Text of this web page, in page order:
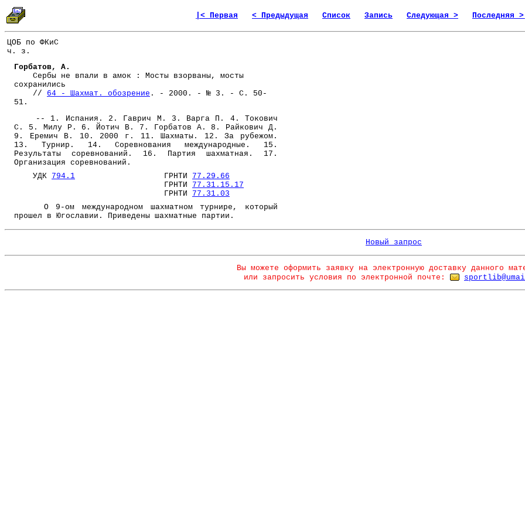
|< Первая < Предыдущая Список Запись Следующая > Последняя >|
ЦОБ по ФКиС
ч. з.
Горбатов, А.
Сербы не впали в амок : Мосты взорваны, мосты
сохранились
// 64 - Шахмат. обозрение . - 2000. - № 3. - С. 50-
51.
-- 1. Испания. 2. Гаврич М. 3. Варга П. 4. Токович
С. 5. Милу Р. 6. Йотич В. 7. Горбатов А. 8. Райкович Д.
9. Еремич В. 10. 2000 г. 11. Шахматы. 12. За рубежом.
13. Турнир. 14. Соревнования международные. 15.
Результаты соревнований. 16. Партия шахматная. 17.
Организация соревнований.
УДК 794.1 ГРНТИ 77.29.66
ГРНТИ 77.31.15.17
ГРНТИ 77.31.03
О 9-ом международном шахматном турнире, который
прошел в Югославии. Приведены шахматные партии.
Новый запрос
Вы можете оформить заявку на электронную доставку данного
или запросить условия по электронной почте: